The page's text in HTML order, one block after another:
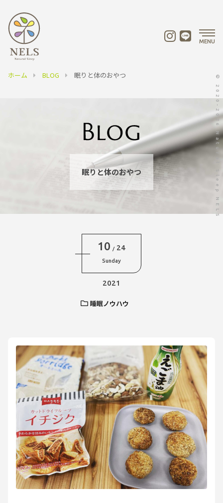
MENU
ホーム BLOG 眠りと体のおやつ
眠りと体のおやつ
10 / 24
Sunday
2021
睡眠ノウハウ
© 2020-2026 Natural Sleep NELS